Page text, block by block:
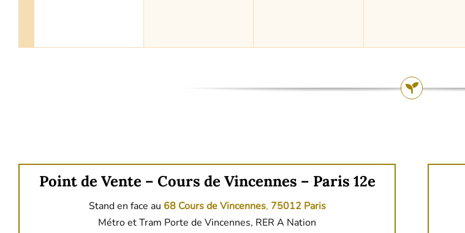
Point de Vente – Cours de Vincennes – Paris 12e
Stand en face au 68 Cours de Vincennes, 75012 Paris
Métro et Tram Porte de Vincennes, RER A Nation